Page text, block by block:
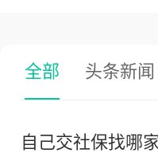
全部 头条新闻
自己交社保找哪